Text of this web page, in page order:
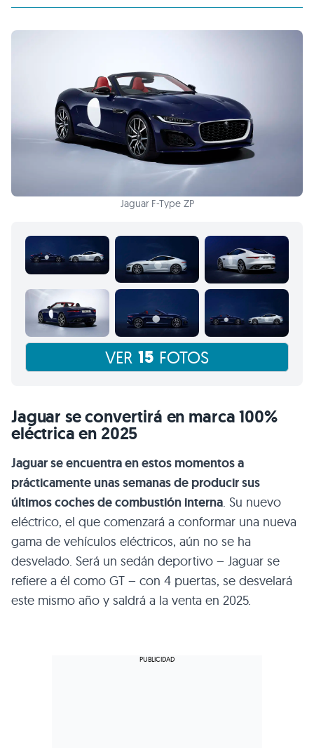
Jaguar F-Type ZP
VER 15 FOTOS
Jaguar se convertirá en marca 100%
eléctrica en 2025
Jaguar se encuentra en estos momentos a
prácticamente unas semanas de producir sus
últimos coches de combustión interna. Su nuevo
eléctrico, el que comenzará a conformar una nueva
gama de vehículos eléctricos, aún no se ha
desvelado. Será un sedán deportivo – Jaguar se
refiere a él como GT – con 4 puertas, se desvelará
este mismo año y saldrá a la venta en 2025.